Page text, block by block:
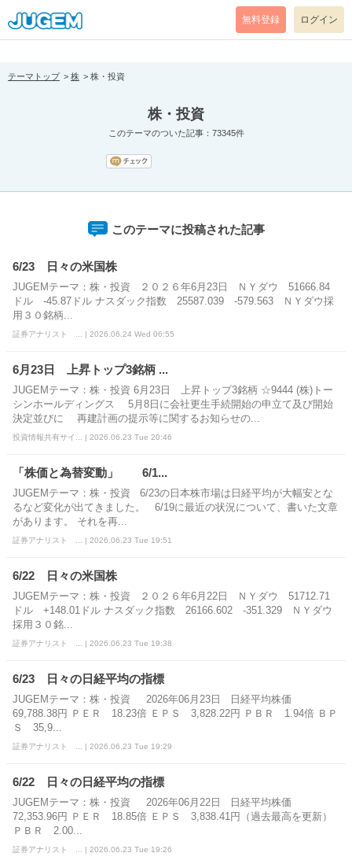
[pear_error: message="Success" code=0 mode=return level=notice
prefix="" info=""]
無料登録 ログイン
テーマトップ 株 株・投資
株・投資
このテーマのついた記事：73345件
このテーマに投稿された記事
6/23 日々の米国株
JUGEMテーマ：株・投資 ２０２６年6月23日 ＮＹダウ 51666.84
ドル -45.87ドル ナスダック指数 25587.039 -579.563 ＮＹダウ採
用３０銘柄...
証券アナリスト ... | 2026.06.24 Wed 06:55
6月23日 上昇トップ3銘柄 ...
JUGEMテーマ：株・投資 6月23日 上昇トップ3銘柄 ☆9444 (株)トー
シンホールディングス 5月8日に会社更生手続開始の申立て及び開始
決定並びに 再建計画の提示等に関するお知らせの...
投資情報共有サイ... | 2026.06.23 Tue 20:46
「株価と為替変動」 6/1...
JUGEMテーマ：株・投資 6/23の日本株市場は日経平均が大幅安とな
るなど変化が出てきました。 6/19に最近の状況について、書いた文章
があります。 それを再...
証券アナリスト ... | 2026.06.23 Tue 19:51
6/22 日々の米国株
JUGEMテーマ：株・投資 ２０２６年6月22日 ＮＹダウ 51712.71
ドル +148.01ドル ナスダック指数 26166.602 -351.329 ＮＹダウ
採用３０銘...
証券アナリスト ... | 2026.06.23 Tue 19:38
6/23 日々の日経平均の指標
JUGEMテーマ：株・投資 2026年06月23日 日経平均株価
69,788.38円 ＰＥＲ 18.23倍 ＥＰＳ 3,828.22円 ＰＢＲ 1.94倍 ＢＰ
Ｓ 35,9...
証券アナリスト ... | 2026.06.23 Tue 19:29
6/22 日々の日経平均の指標
JUGEMテーマ：株・投資 2026年06月22日 日経平均株価
72,353.96円 ＰＥＲ 18.85倍 ＥＰＳ 3,838.41円（過去最高を更新）
ＰＢＲ 2.00...
証券アナリスト ... | 2026.06.23 Tue 19:26